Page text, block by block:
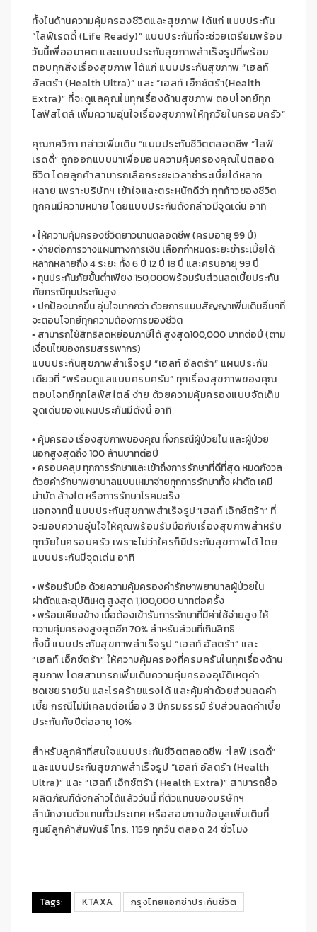
ทั้งในด้านความคุ้มครองชีวิตและสุขภาพ ได้แก่ แบบประกัน
“ไลฟ์เรดดี้(Life Ready)” แบบประกันที่จะช่วยเตรียมพร้อม
วันนี้เพื่ออนาคต และแบบประกันสุขภาพสำเร็จรูปที่พร้อม
ตอบทุกสิ่งเรื่องสุขภาพ ได้แก่ แบบประกันสุขภาพ “เฮลท์
อัลตร้า(Health Ultra)” และ “เฮลท์ เอ็กซ์ตร้า(Health
Extra)” ที่จะดูแลคุณในทุกเรื่องด้านสุขภาพ ตอบโจทย์ทุก
ไลฟ์สไตล์ เพิ่มความอุ่นใจเรื่องสุขภาพให้ทุกวัยในครอบครัว”
คุณภควิภากล่าวเพิ่มเติม “แบบประกันชีวิตตลอดชีพ “ไลฟ์
เรดดี้”ถูกออกแบบมาเพื่อมอบความคุ้มครองคุณไปตลอด
ชีวิตโดยลูกค้าสามารถเลือกระยะเวลาชำระเบี้ยได้หลาก
หลาย เพราะบริษัทฯ เข้าใจและตระหนักดีว่า ทุกก้าวของชีวิต
ทุกคนมีความหมาย โดยแบบประกันดังกล่าวมีจุดเด่น อาทิ
•ให้ความคุ้มครองชีวิตยาวนานตลอดชีพ(ครบอายุ99ปี)
•ง่ายต่อการวางแผนทางการเงินเลือกกำหนดระยะชำระเบี้ยได้
หลากหลายถึง4ระยะ ทั้ง6ปี12ปี18ปี และครบอายุ99ปี
• ทุนประกันภัยขั้นต่ำเพียง150,000พร้อมรับส่วนลดเบี้ยประกัน
ภัยกรณีทุนประกันสูง
• ปกป้องมากขึ้น อุ่นใจมากกว่าด้วยการแนบสัญญาเพิ่มเติมอื่นๆที่
จะตอบโจทย์ทุกความต้องการของชีวิต
• สามารถใช้สิทธิลดหย่อนภาษีได้สูงสุด100,000บาทต่อปี(ตาม
เงื่อนไขของกรมสรรพากร)
แบบประกันสุขภาพสำเร็จรูป “เฮลท์ อัลตร้า” แผนประกัน
เดียวที่“พร้อมดูแลแบบครบครัน” ทุกเรื่องสุขภาพของคุณ
ตอบโจทย์ทุกไลฟ์สไตล์ง่าย ด้วยความคุ้มครองแบบจัดเต็ม
จุดเด่นของแผนประกันมีดังนี้ อาทิ
• คุ้มครองเรื่องสุขภาพของคุณทั้งกรณีผู้ป่วยในและผู้ป่วย
นอกสูงสุดถึง100ล้านบาทต่อปี
• ครอบคลุมทุกการรักษาและเข้าถึงการรักษาที่ดีที่สุด หมดกังวล
ด้วยค่ารักษาพยาบาลแบบเหมาจ่ายทุกการรักษาทั้งผ่าตัดเคมี
บำบัดล้างไตหรือการรักษาโรคมะเร็ง
นอกจากนี้ แบบประกันสุขภาพสำเร็จรูป“เฮลท์ เอ็กซ์ตร้า” ที่
จะมอบความอุ่นใจให้คุณพร้อมรับมือกับเรื่องสุขภาพสำหรับ
ทุกวัยในครอบครัว เพราะไม่ว่าใครก็มีประกันสุขภาพได้โดย
แบบประกันมีจุดเด่น อาทิ
•พร้อมรับมือ ด้วยความคุ้มครองค่ารักษาพยาบาลผู้ป่วยใน
ผ่าตัดและอุบัติเหตุสูงสุด1,100,000บาทต่อครั้ง
•พร้อมเคียงข้างเมื่อต้องเข้ารับการรักษาที่มีค่าใช้จ่ายสูงให้
ความคุ้มครองสูงสุดอีก70%สำหรับส่วนที่เกินสิทธิ
ทั้งนี้ แบบประกันสุขภาพสำเร็จรูป “เฮลท์ อัลตร้า” และ
“เฮลท์ เอ็กซ์ตร้า” ให้ความคุ้มครองที่ครบครันในทุกเรื่องด้าน
สุขภาพ โดยสามารถเพิ่มเติมความคุ้มครองอุบัติเหตุค่า
ชดเชยรายวัน และโรคร้ายแรงได้ และคุ้มค่าด้วยส่วนลดค่า
เบี้ย กรณีไม่มีเคลมต่อเนื่อง 3 ปีกรมธรรม์ รับส่วนลดค่าเบี้ย
ประกันภัยปีต่ออายุ 10%
สำหรับลูกค้าที่สนใจแบบประกันชีวิตตลอดชีพ “ไลฟ์ เรดดี้”
และแบบประกันสุขภาพสำเร็จรูป “เฮลท์ อัลตร้า(Health
Ultra)” และ “เฮลท์ เอ็กซ์ตร้า(Health Extra)” สามารถซื้อ
ผลิตภัณฑ์ดังกล่าวได้แล้ววันนี้ ที่ตัวแทนของบริษัทฯ
สำนักงานตัวแทนทั่วประเทศ หรือสอบถามข้อมูลเพิ่มเติมที่
ศูนย์ลูกค้าสัมพันธ์โทร. 1159 ทุกวัน ตลอด24 ชั่วโมง
Tags: KTAXA กรุงไทยแอกซ่าประกันชีวิต